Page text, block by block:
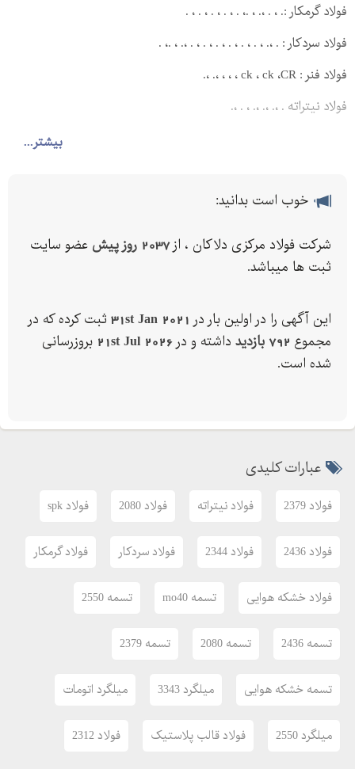
بیشتر...
فولاد گرمکار :. ، . ،. ، .، . ، . ، . ، . ، .
فولاد سردکار : . ،. ، . ، . ، . ، . ، . ، . ،. ، .، .
فولاد فنر : ck ، ck ،CR ، ، ، ،. ،.
فولاد نیتراته . ،. ،. ،. ، . ،.
فولاد قالب پلاستیک : . ، . ، .
فولادهای حرارتی : CK ، CK ،CR ، MO ، VCN ، VCN ، VCN ، .
میلگرد استیل: ، ، ، ، ، ، ،
ارتباط با ما :
ایمیل : dln.alloy@gmail.com
پارس امیر ، بازار فولاد استیل ایران ، بلوک پلاک
خوب است بدانید:
شرکت فولاد مرکزی دلاکان ، از2037 روز پیش
عضو سایت
ثبت ها میباشد.
این آگهی را در اولین بار در 31st Jan 2021 ثبت کرده که در
مجموع 792 بازدید داشته و در 21st Jul 2026 بروزرسانی
شده است.
عبارات کلیدی
فولاد 2379 فولاد نیتراته فولاد 2080 فولاد spk
فولاد 2436 فولاد 2344 فولاد سردکار فولاد گرمکار
فولاد خشکه هوایی تسمه mo40 تسمه 2550
تسمه 2436 تسمه 2080 تسمه 2379
تسمه خشکه هوایی میلگرد 3343 میلگرد اتومات
میلگرد 2550 فولاد قالب پلاستیک فولاد 2312